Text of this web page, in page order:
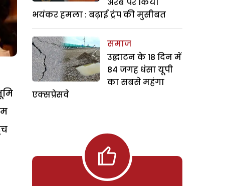
भयंकर हमला : बढ़ाई ट्रंप की मुसीबत
समाज
उद्घाटन के 18 दिन में
84 जगह धंसा यूपी
का सबसे महंगा
एक्सप्रेसवे